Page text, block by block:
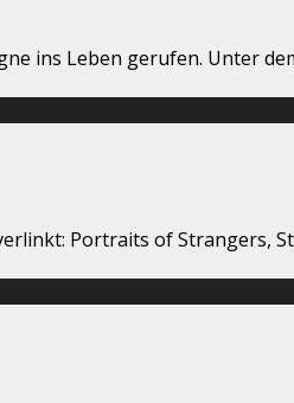
ins Leben gerufen. Unter
Portraits of Strangers,